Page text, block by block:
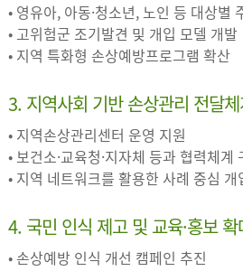
• 영유아, 아동·청소년, 노인 등 대상별
• 고위험군 조기발견 및 개입 모델 개발
• 지역 특화형 손상예방프로그램 확산
3. 지역사회 기반 손상관리 전달
• 지역손상관리센터 운영 지원
• 보건소·교육청·지자체 등과 협력체계
• 지역 네트워크를 활용한 사례 중심 개
4. 국민 인식 제고 및 교육·홍보 확
• 손상예방 인식 개선 캠페인 추진